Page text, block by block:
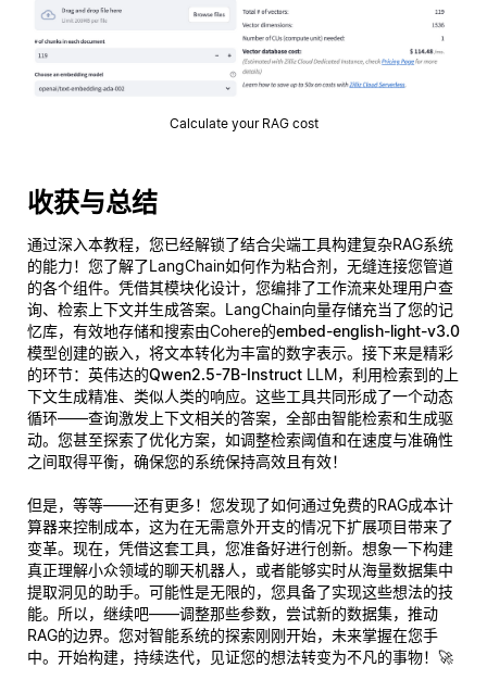
Calculate your RAG cost
收获与总结
通过深入本教程，您已经解锁了结合尖端工具构建复杂RAG系统
的能力！您了解了LangChain如何作为粘合剂，无缝连接您管道
的各个组件。凭借其模块化设计，您编排了工作流来处理用户查
询、检索上下文并生成答案。LangChain向量存储充当了您的记
忆库，有效地存储和搜索由Cohere的embed-english-light-v3.0
模型创建的嵌入，将文本转化为丰富的数字表示。接下来是精彩
的环节：英伟达的Qwen2.5-7B-Instruct LLM，利用检索到的上
下文生成精准、类似人类的响应。这些工具共同形成了一个动态
循环——查询激发上下文相关的答案，全部由智能检索和生成驱
动。您甚至探索了优化方案，如调整检索阈值和在速度与准确性
之间取得平衡，确保您的系统保持高效且有效！
但是，等等——还有更多！您发现了如何通过免费的RAG成本计
算器来控制成本，这为在无需意外开支的情况下扩展项目带来了
变革。现在，凭借这套工具，您准备好进行创新。想象一下构建
真正理解小众领域的聊天机器人，或者能够实时从海量数据集中
提取洞见的助手。可能性是无限的，您具备了实现这些想法的技
能。所以，继续吧——调整那些参数，尝试新的数据集，推动
RAG的边界。您对智能系统的探索刚刚开始，未来掌握在您手
中。开始构建，持续迭代，见证您的想法转变为不凡的事物！🚀